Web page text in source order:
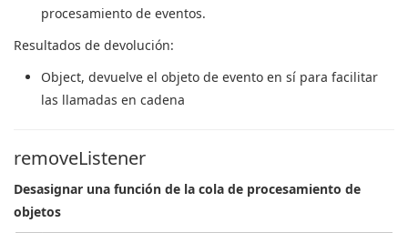
procesamiento de eventos.
Resultados de devolución:
Object, devuelve el objeto de evento en sí para facilitar
las llamadas en cadena
removeListener
Desasignar una función de la cola de procesamiento de
objetos